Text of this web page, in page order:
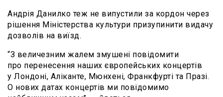
Андрія Данилко теж не випустили за кордон через
рішення Міністерства культури призупинити видачу
дозволів на виїзд.
“З величезним жалем змушені повідомити
про перенесення наших європейських концертів
у Лондоні, Аліканте, Мюнхені, Франкфурті та Празі.
О нових датах концертів ми повідомимо